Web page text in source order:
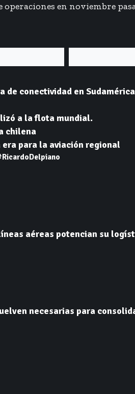
en noviembre
de conectividad en Sudamérica
a la flota mundial.
chilena
era para la aviación regional
aéreas potencian su
necesarias para